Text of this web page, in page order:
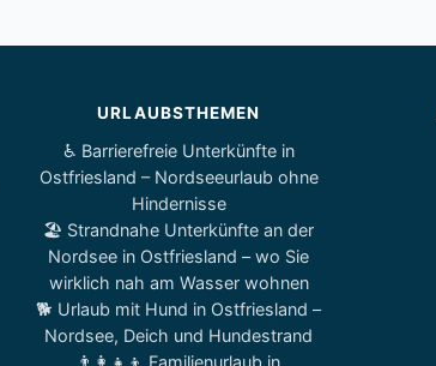
URLAUBSTHEMEN
♿ Barrierefreie Unterkünfte in
Ostfriesland – Nordseeurlaub ohne
Hindernisse
🏖️ Strandnahe Unterkünfte an der
Nordsee in Ostfriesland – wo Sie
wirklich nah am Wasser wohnen
🐕 Urlaub mit Hund in Ostfriesland –
Nordsee, Deich und Hundestrand
👨‍👩‍👧‍👦 Familienurlaub in